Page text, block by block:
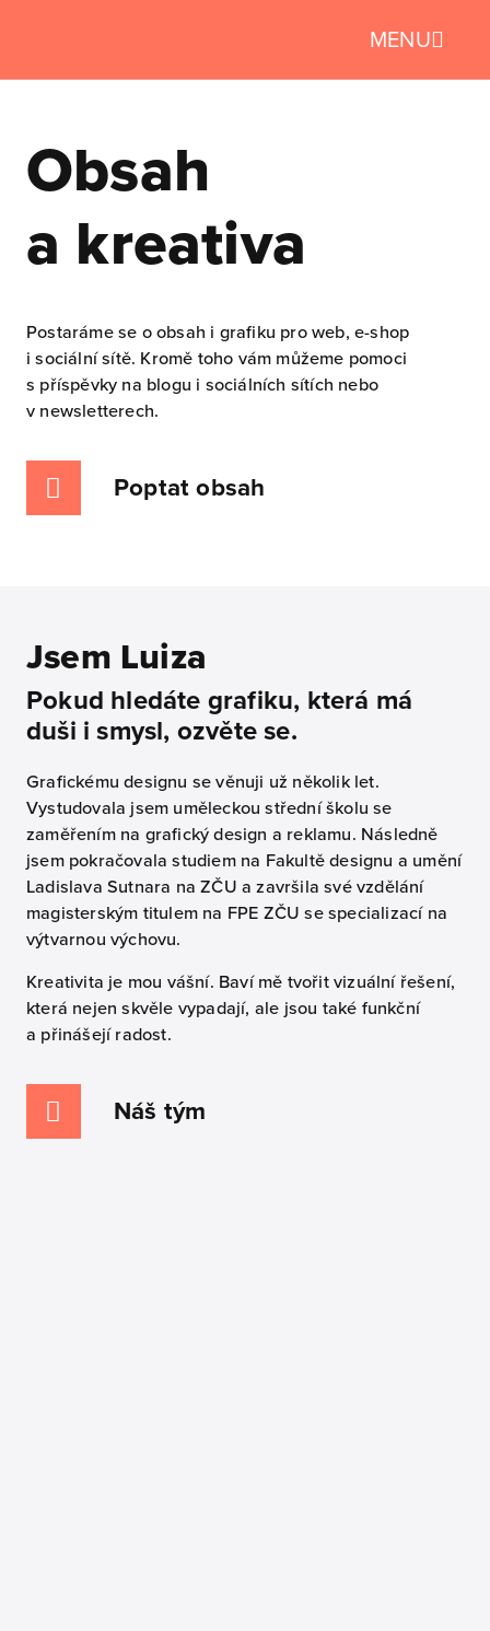
MENU
Obsah
a kreativa
Postaráme se o obsah i grafiku pro web, e-shop
i sociální sítě. Kromě toho vám můžeme pomoci
s příspěvky na blogu i sociálních sítích nebo
v newsletterech.
Poptat obsah
Jsem Luiza
Pokud hledáte grafiku, která má
duši i smysl, ozvěte se.
Grafickému designu se věnuji už několik let.
Vystudovala jsem uměleckou střední školu se
zaměřením na grafický design a reklamu. Následně
jsem pokračovala studiem na Fakultě designu a umění
Ladislava Sutnara na ZČU a završila své vzdělání
magisterským titulem na FPE ZČU se specializací na
výtvarnou výchovu.
Kreativita je mou vášní. Baví mě tvořit vizuální řešení,
která nejen skvěle vypadají, ale jsou také funkční
a přinášejí radost.
Náš tým